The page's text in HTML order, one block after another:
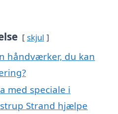
skjul
håndværker, du kan
med speciale i
Strand hjælpe